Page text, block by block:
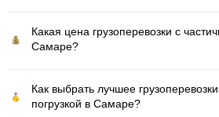
Какая цена грузоперевозки с
Самаре?
Как выбрать лучшее
погрузкой в Самаре?